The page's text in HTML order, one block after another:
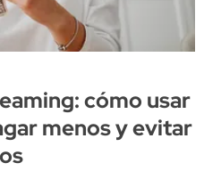
cómo usar
menos y evitar